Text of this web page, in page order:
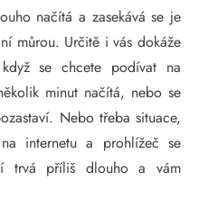
Kontakt
načítá a zasekává se je
můrou. Určitě i vás dokáže
se chcete podívat na
minut načítá, nebo se
Nebo třeba situace,
internetu a prohlížeč se
trvá příliš dlouho a vám